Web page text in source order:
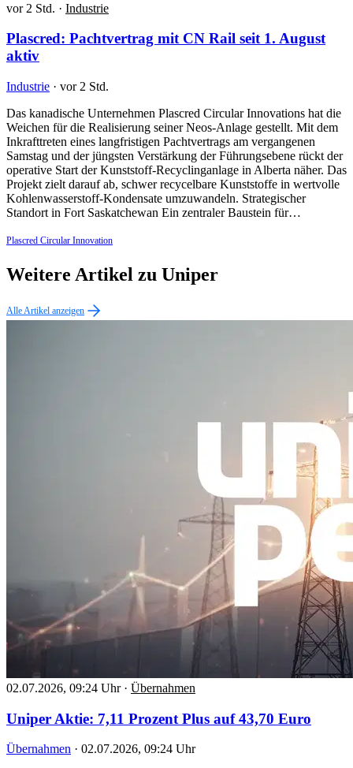
vor 2 Std. · Industrie
Plascred: Pachtvertrag mit CN Rail seit 1. August
aktiv
Industrie · vor 2 Std.
Das kanadische Unternehmen Plascred Circular Innovations hat die
Weichen für die Realisierung seiner Neos-Anlage gestellt. Mit dem
Inkrafttreten eines langfristigen Pachtvertrags am vergangenen
Samstag und der jüngsten Verstärkung der Führungsebene rückt der
operative Start der Kunststoff-Recyclinganlage in Alberta näher. Das
Projekt zielt darauf ab, schwer recycelbare Kunststoffe in wertvolle
Kohlenwasserstoff-Kondensate umzuwandeln. Strategischer
Standort in Fort Saskatchewan Ein zentraler Baustein für…
Plascred Circular Innovation
Weitere Artikel zu Uniper
Alle Artikel anzeigen
02.07.2026, 09:24 Uhr · Übernahmen
Uniper Aktie: 7,11 Prozent Plus auf 43,70 Euro
Übernahmen · 02.07.2026, 09:24 Uhr